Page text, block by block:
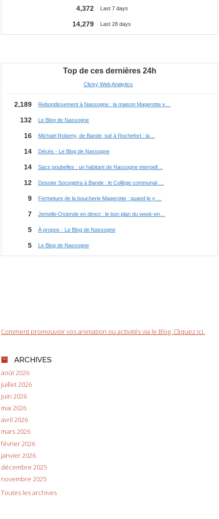
Comment promouvoir vos animation ou activités via le Blog. Cliquez ici.
ARCHIVES
août 2026
juillet 2026
juin 2026
mai 2026
avril 2026
mars 2026
février 2026
janvier 2026
décembre 2025
novembre 2025
Toutes les archives